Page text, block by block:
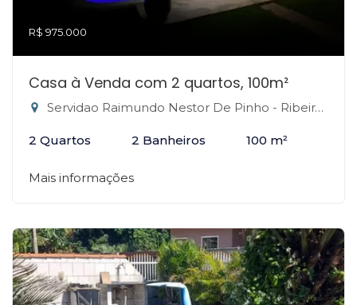
R$ 975.000
Casa à Venda com 2 quartos, 100m²
Servidao Raimundo Nestor De Pinho - Ribeirão da Ilha, Florianópolis-SC
2 Quartos 2 Banheiros 100 m²
Mais informações